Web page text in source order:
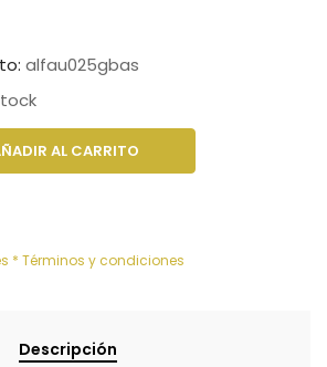
alfau025gbas
AL CARRITO
* Términos y condiciones
Descripción